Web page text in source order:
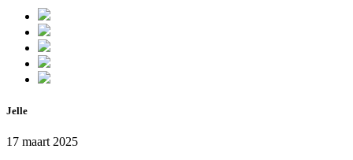
Jelle
17 maart 2025